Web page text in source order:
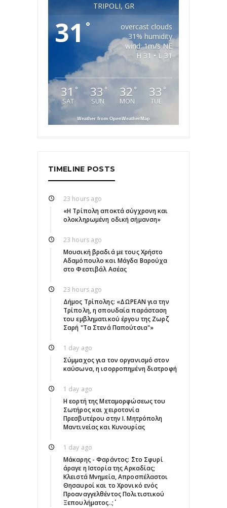
TRIPOLI, GR
31°
overcast clouds
31% humidity
wind: 1m/s NE
H 31 • L 31
31 °
SAT
33 °
SUN
32 °
MON
33 °
TUE
Weather from OpenWeatherMap
TIMELINE POSTS
23 hours ago
«Η Τρίπολη αποκτά σύγχρονη και
ολοκληρωμένη οδική σήμανση»
23 hours ago
Μουσική βραδιά με τους Χρήστο
Αδαμόπουλο και Μάγδα Βαρούχα
στο Φεστιβάλ Ασέας
23 hours ago
Δήμος Τρίπολης: «ΔΩΡΕΑΝ για την
Τρίπολη, η σπουδαία παράσταση
του εμβληματικού έργου της Ζωρζ
Σαρή "Τα Στενά Παπούτσια"»
1 day ago
Σύμμαχος για τον οργανισμό στον
καύσωνα, η ισορροπημένη διατροφή
1 day ago
Η εορτή της Μεταμορφώσεως του
Σωτήρος και χειροτονία
Πρεσβυτέρου στην Ι. Μητρόπολη
Μαντινείας και Κυνουρίας
1 day ago
Μάκαρης - Φαράντος: ΄΄Στο Σφυρί
άραγε η Ιστορία της Αρκαδίας;
Κλειστά Μνημεία, Απροσπέλαστοι
Θησαυροί και το Χρονικό ενός
Προαναγγελθέντος Πολιτιστικού
Ξεπουλήματος..;΄΄